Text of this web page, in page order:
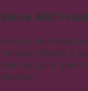
Sobre ABC
Somos
fraldas infantis e
marcas para
clientes